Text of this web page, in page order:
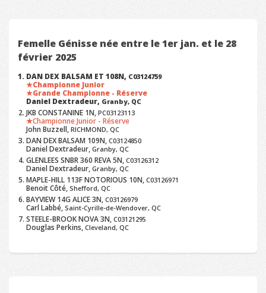
Femelle Génisse née entre le 1er jan. et le 28
février 2025
DAN DEX BALSAM ET 108N, C03124759
Championne Junior
Grande Championne - Réserve
Daniel Dextradeur, Granby, QC
JKB CONSTANINE 1N,PC03123113
Championne Junior - Réserve
John Buzzell,RICHMOND, QC
DAN DEX BALSAM 109N,C03124850
Daniel Dextradeur,Granby, QC
GLENLEES SNBR 360 REVA 5N,C03126312
Daniel Dextradeur,Granby, QC
MAPLE-HILL 113F NOTORIOUS 10N,C03126971
Benoit Côté,Shefford, QC
BAYVIEW 14G ALICE 3N,C03126979
Carl Labbé,Saint-Cyrille-de-Wendover, QC
STEELE-BROOK NOVA 3N,C03121295
Douglas Perkins,Cleveland, QC